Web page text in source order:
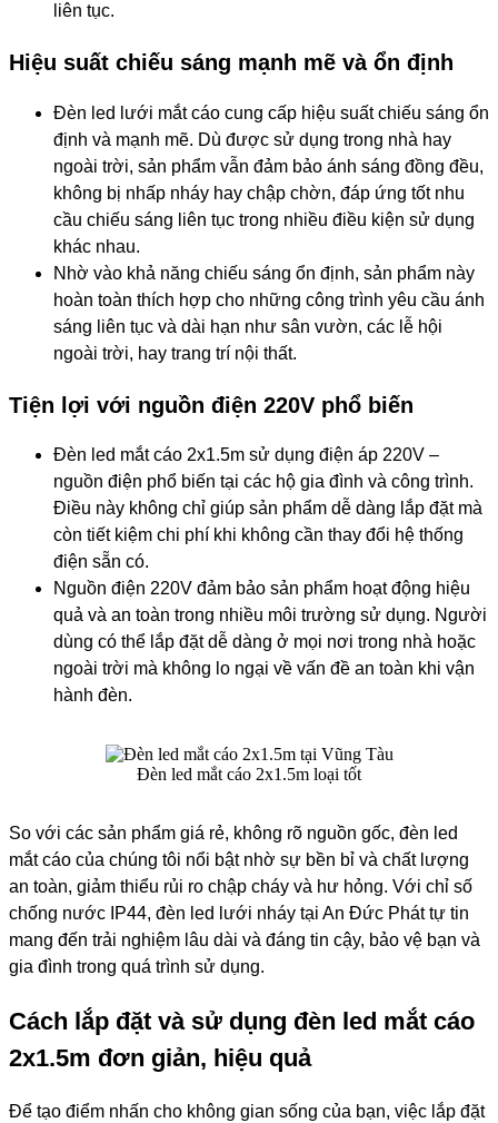
liên tục.
Hiệu suất chiếu sáng mạnh mẽ và ổn định
Đèn led lưới mắt cáo cung cấp hiệu suất chiếu sáng ổn
định và mạnh mẽ. Dù được sử dụng trong nhà hay
ngoài trời, sản phẩm vẫn đảm bảo ánh sáng đồng đều,
không bị nhấp nháy hay chập chờn, đáp ứng tốt nhu
cầu chiếu sáng liên tục trong nhiều điều kiện sử dụng
khác nhau.
Nhờ vào khả năng chiếu sáng ổn định, sản phẩm này
hoàn toàn thích hợp cho những công trình yêu cầu ánh
sáng liên tục và dài hạn như sân vườn, các lễ hội
ngoài trời, hay trang trí nội thất.
Tiện lợi với nguồn điện 220V phổ biến
Đèn led mắt cáo 2x1.5m sử dụng điện áp 220V –
nguồn điện phổ biến tại các hộ gia đình và công trình.
Điều này không chỉ giúp sản phẩm dễ dàng lắp đặt mà
còn tiết kiệm chi phí khi không cần thay đổi hệ thống
điện sẵn có.
Nguồn điện 220V đảm bảo sản phẩm hoạt động hiệu
quả và an toàn trong nhiều môi trường sử dụng. Người
dùng có thể lắp đặt dễ dàng ở mọi nơi trong nhà hoặc
ngoài trời mà không lo ngại về vấn đề an toàn khi vận
hành đèn.
Đèn led mắt cáo 2x1.5m loại tốt
So với các sản phẩm giá rẻ, không rõ nguồn gốc, đèn led
mắt cáo của chúng tôi nổi bật nhờ sự bền bỉ và chất lượng
an toàn, giảm thiểu rủi ro chập cháy và hư hỏng. Với chỉ số
chống nước IP44, đèn led lưới nháy tại An Đức Phát tự tin
mang đến trải nghiệm lâu dài và đáng tin cậy, bảo vệ bạn và
gia đình trong quá trình sử dụng.
Cách lắp đặt và sử dụng đèn led mắt cáo
2x1.5m đơn giản, hiệu quả
Để tạo điểm nhấn cho không gian sống của bạn, việc lắp đặt